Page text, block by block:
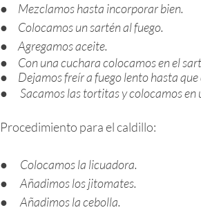
● Mezclamos hasta incorporar bien.
● Colocamos un sartén al fuego.
● Agregamos aceite.
● Con una cuchara colocamos en el
● Dejamos freír a fuego lento hasta
● Sacamos las tortitas y colocamos en
Procedimiento para el caldillo:
● Colocamos la licuadora.
● Añadimos los jitomates.
● Añadimos la cebolla.